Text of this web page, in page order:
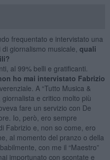
frequentato e intervistato una
giornalismo musicale, quali
al 99% belli e gratificanti.
ho mai intervistato Fabrizio
A “Tutto Musica &
e critico molto più
fare un servizio con De
Io, però, ero sempre
Fabrizio e, non so come, ero
al momento del pranzo o della
con me il “Maestro”
importunato con scontate e